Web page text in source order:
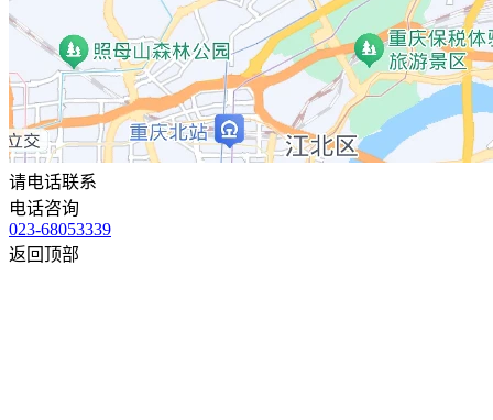
请电话联系
电话咨询
023-68053339
返回顶部